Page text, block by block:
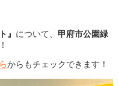
』 について、 甲府市公園緑
からもチェックできます！